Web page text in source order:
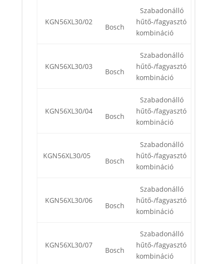
KGN56XL30/02
Bosch
Szabadonálló
hűtő-/fagyasztó
kombináció
KGN56XL30/03
Bosch
Szabadonálló
hűtő-/fagyasztó
kombináció
KGN56XL30/04
Bosch
Szabadonálló
hűtő-/fagyasztó
kombináció
KGN56XL30/05
Bosch
Szabadonálló
hűtő-/fagyasztó
kombináció
KGN56XL30/06
Bosch
Szabadonálló
hűtő-/fagyasztó
kombináció
KGN56XL30/07
Bosch
Szabadonálló
hűtő-/fagyasztó
kombináció